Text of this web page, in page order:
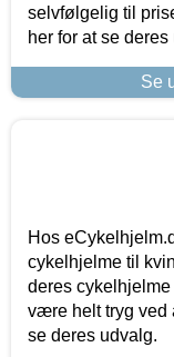
selvfølgelig til
her for at se deres
Se
Hos
cykelhjelme til
deres
være helt tryg ved
se deres udvalg.